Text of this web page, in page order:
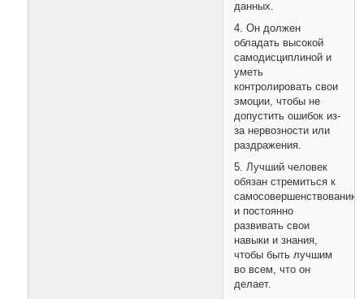
данных.
4. Он должен
обладать высокой
самодисциплиной и
уметь
контролировать свои
эмоции, чтобы не
допустить ошибок из-
за нервозности или
раздражения.
5. Лучший человек
обязан стремиться к
самосовершенствованию
и постоянно
развивать свои
навыки и знания,
чтобы быть лучшим
во всем, что он
делает.